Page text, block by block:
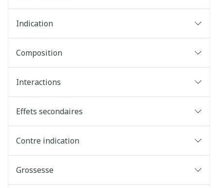
Indication
Composition
Interactions
Effets secondaires
Contre indication
Grossesse